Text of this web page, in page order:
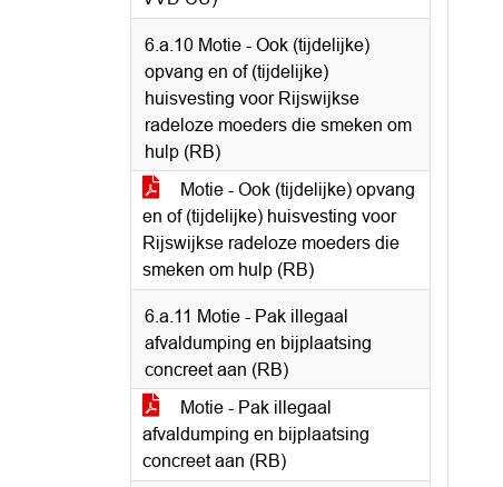
6.a.10 Motie - Ook (tijdelijke)
opvang en of (tijdelijke)
huisvesting voor Rijswijkse
radeloze moeders die smeken om
hulp (RB)
Motie - Ook (tijdelijke) opvang
en of (tijdelijke) huisvesting voor
Rijswijkse radeloze moeders die
smeken om hulp (RB)
6.a.11 Motie - Pak illegaal
afvaldumping en bijplaatsing
concreet aan (RB)
Motie - Pak illegaal
afvaldumping en bijplaatsing
concreet aan (RB)